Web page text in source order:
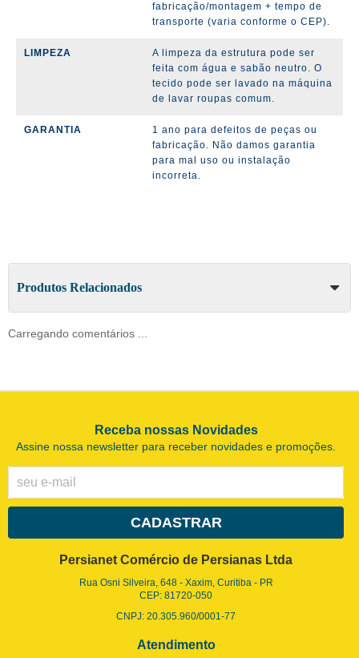
fabricação/montagem + tempo de
transporte (varia conforme o CEP).
LIMPEZA
A limpeza da estrutura pode ser
feita com água e sabão neutro. O
tecido pode ser lavado na máquina
de lavar roupas comum.
GARANTIA
1 ano para defeitos de peças ou
fabricação. Não damos garantia
para mal uso ou instalação
incorreta.
Produtos Relacionados
Carregando comentários ...
Receba nossas Novidades
Assine nossa newsletter para receber novidades e promoções.
CADASTRAR
Persianet Comércio de Persianas Ltda
Rua Osni Silveira, 648- Xaxim, Curitiba- PR
CEP: 81720-050
CNPJ: 20.305.960/0001-77
Atendimento